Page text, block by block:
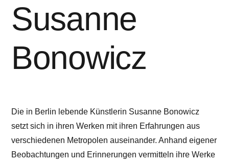
Susanne
Bonowicz
Die in Berlin lebende Künstlerin Susanne Bonowicz
setzt sich in ihren Werken mit ihren Erfahrungen aus
verschiedenen Metropolen auseinander. Anhand eigener
Beobachtungen und Erinnerungen vermitteln ihre Werke